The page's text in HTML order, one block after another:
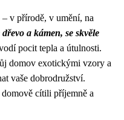
v přírodě, v umění, na
a kámen, se skvěle
pocit tepla a útulnosti.
domov exotickými vzory a
vaše dobrodružství.
cítili příjemně a